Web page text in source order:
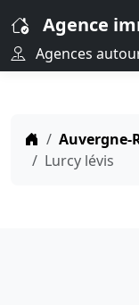
Agence
Agences
Auvergne-
Lurcy lévis